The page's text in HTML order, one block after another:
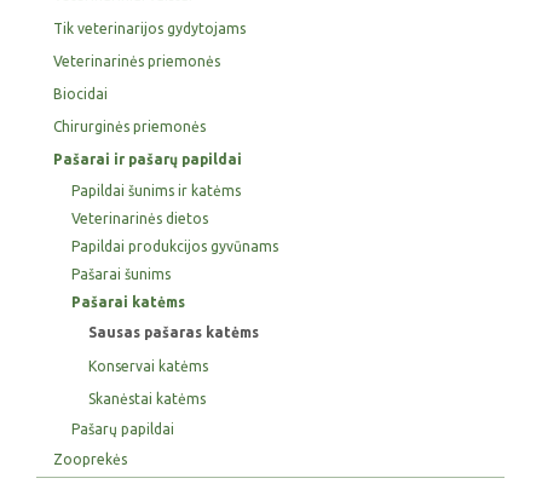
Tik veterinarijos gydytojams
Veterinarinės priemonės
Biocidai
Chirurginės priemonės
Pašarai ir pašarų papildai
Papildai šunims ir katėms
Veterinarinės dietos
Papildai produkcijos gyvūnams
Pašarai šunims
Pašarai katėms
Sausas pašaras katėms
Konservai katėms
Skanėstai katėms
Pašarų papildai
Zooprekės